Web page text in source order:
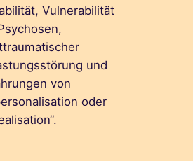
Vulnerabilität
und
von
oder